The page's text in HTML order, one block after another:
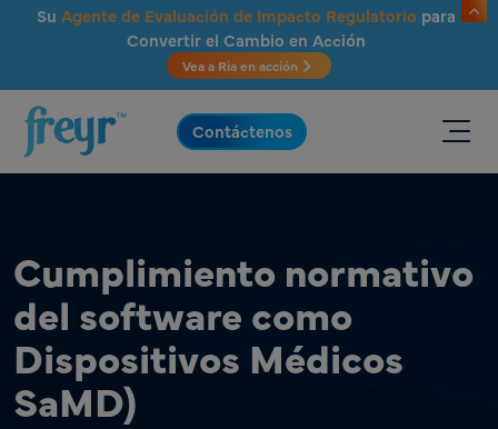
Saltar al contenido principal
Su Agente de Evaluación de Impacto Regulatorio para
Convertir el Cambio en Acción
Vea a Ria en acción
.
Contáctenos
Cumplimiento normativo
del software como
Dispositivos Médicos
SaMD)